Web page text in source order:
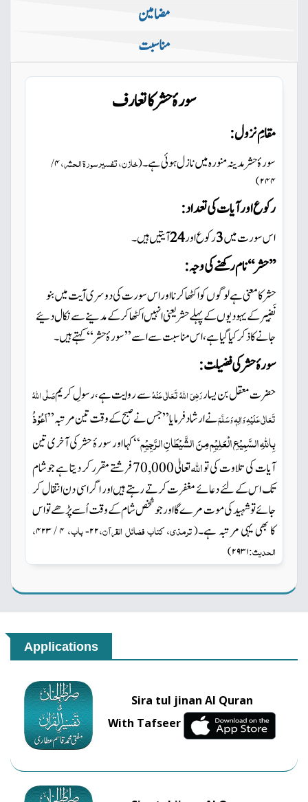
مضامین
مناسبت
سورۂ حشر کا تعارف
مقامِ نزول:
سورۂ حشر مدینہ منورہ میںنازل ہوئی ہے۔(خازن، تفسیر سورۃ الحشر، ۴ /
۲۴۴)
رکوع اور آیات کی تعداد:
اس سورت میں3رکوع اور آیتیںہیں ۔
’’حشر‘‘نام رکھنے کی وجہ :
حشر کا معنی ہے لوگوںکو اکٹھا کرنا اور اس سورت کی دوسری آیت میںبنو
نَضِیر کے یہودیوںکے پہلے حشر یعنی انہیںاکٹھا کر کے مدینے سے نکال دئیے
جا نے کا ذکر کیا گیا ہے، اس مناسبت سے اسے’’سورۂ حشر‘‘کہتے ہیں ۔
سورۂ حشر کی فضیلت:
حضرت معقل بن یساررَضِیَ اللّٰہُ تَعَالٰی عَنْہُسے روایت ہے،رسولِ کریمصَلَّی اللّٰہُ
تَعَالٰی عَلَیْہِ وَاٰلِہٖ وَسَلَّمَنے ارشاد فرمایا’’جس نے صبح کے وقت تین مرتبہ’’اَعُوْذُ
بِاللّٰہِالسَّمِیْعِالْعَلِیْمِمِنَالشَّیْطَانِالرَّجِیْمِ‘‘کہا اور سورۂ حشر کی آخری تین
آیات کی تلاوت کی تواللّٰہ
تعالیٰ 70,000 فرشتے مقرر کر دیتا ہے جوشام
تک اس کے لئے دعائے مغفرت کرتے رہتے ہیںاور اگر اسی دن انتقال کر
جائے تو شہید کی موت مرے گا اور جو شخص شام کے وقت اُسے پڑھے تو اس
کا بھی یہی مرتبہ ہے۔(ترمذی، کتاب فضائل القرآن،۲۲- باب،۴ / ۴۲۳
،
الحدیث:۲۹۳۱)
Applications
Sira tul jinan Al Quran
With Tafseer